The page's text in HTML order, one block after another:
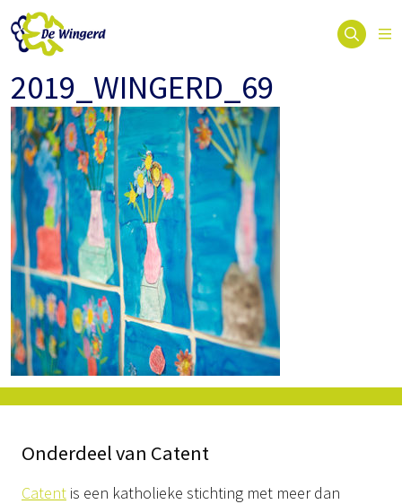
2019_WINGERD_69
Onderdeel van Catent
Catent is een katholieke stichting met meer dan